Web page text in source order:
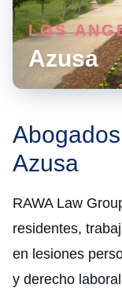
LOS
Azusa
Azusa
RAWA Law
residentes,
en lesiones
y derecho